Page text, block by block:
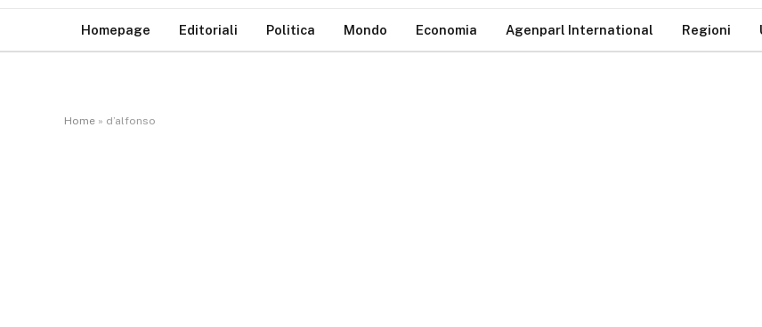
Homepage Editoriali Politica Mondo Economia Agenparl International Regioni
Home » d’alfonso